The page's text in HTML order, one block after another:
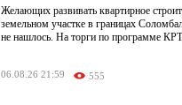
Желающих развивать квартирное
земельном участке в границах
не нашлось. На торги по программе
06.08.26 21:59 555